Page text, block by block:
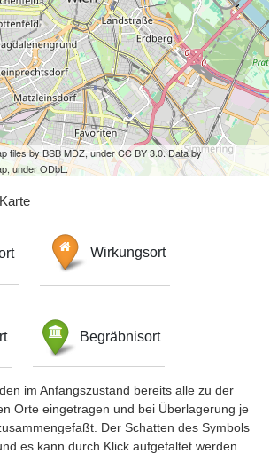
tiles by BSB MDZ, under CC BY 3.0. Data by
under ODbL.
Wirkungsort
Begräbnisort
im Anfangszustand bereits alle zu der
Orte eingetragen und bei Überlagerung je
Der Schatten des Symbols
es kann durch Klick aufgefaltet werden.